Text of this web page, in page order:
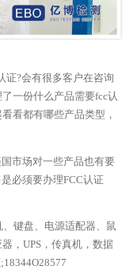
?会有很多客户在咨询
一份什么产品需要fcc认
看都有哪些产品类型，
市场对一些产品也有要
必须要办理FCC认证
键盘、电源适配器、鼠
，UPS，传真机，数据